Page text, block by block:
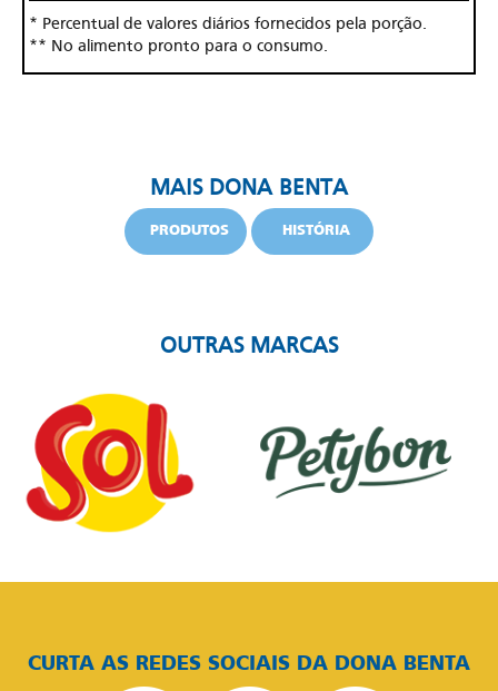
* Percentual de valores diários fornecidos pela porção.
** No alimento pronto para o consumo.
MAIS DONA BENTA
PRODUTOS HISTÓRIA
OUTRAS MARCAS
CURTA AS REDES SOCIAIS DA DONA BENTA